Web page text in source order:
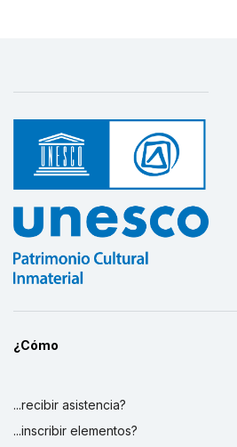
¿Cómo
...recibir asistencia?
...inscribir elementos?